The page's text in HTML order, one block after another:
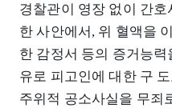
경찰관이 영장 없이 간
한 사안에서, 위 혈액을
한 감정서 등의 증거능
유로 피고인에 대한 구
주위적 공소사실을 무죄